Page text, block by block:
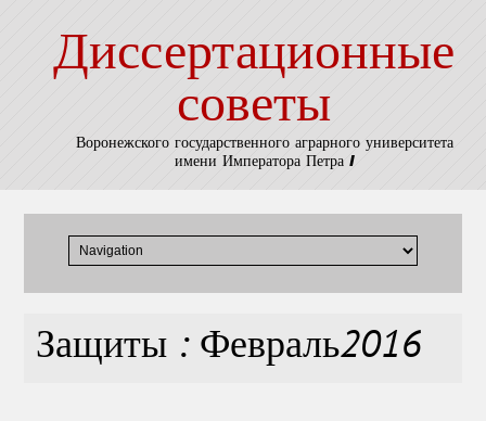
Диссертационные
советы
Воронежского государственного аграрного университета
имени Императора Петра I
Защиты : Февраль2016